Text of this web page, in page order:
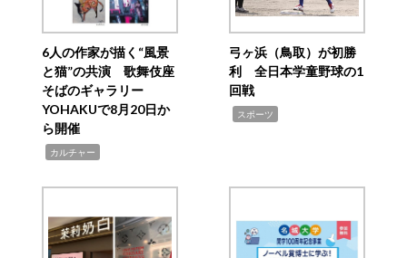
6人の作家が描く“風景
と猫”の共演 歌舞伎座
そばのギャラリー
YOHAKUで8月20日か
ら開催
カルチャー
弓ヶ浜（鳥取）が初勝
利 全日本学童野球の1
回戦
スポーツ